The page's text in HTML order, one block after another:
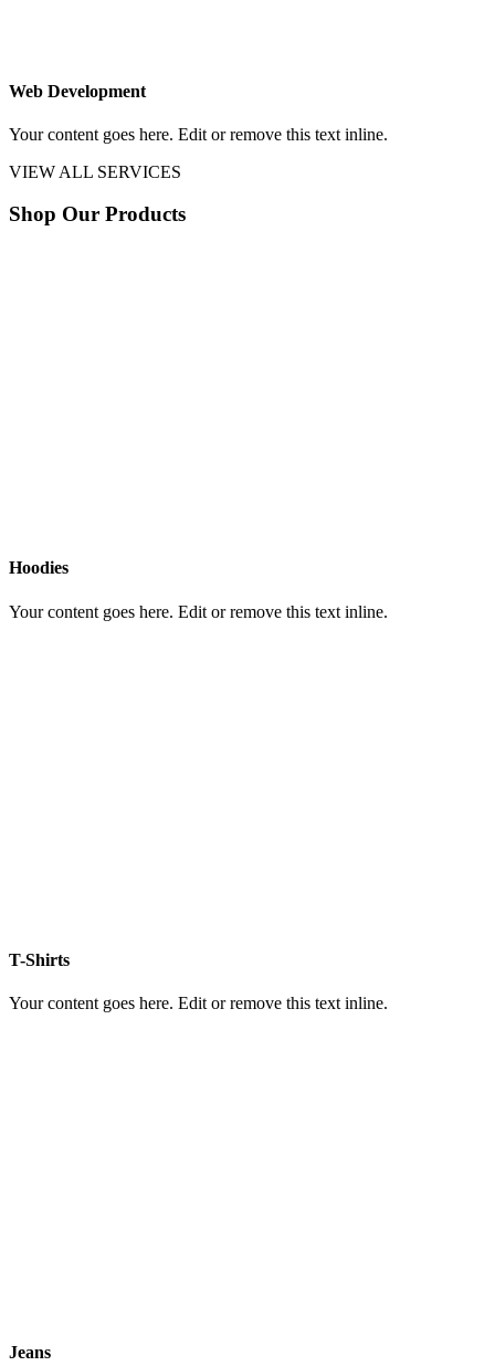
Web Development
Your content goes here. Edit or remove this text inline.
VIEW ALL SERVICES
Shop Our Products
Hoodies
Your content goes here. Edit or remove this text inline.
T-Shirts
Your content goes here. Edit or remove this text inline.
Jeans